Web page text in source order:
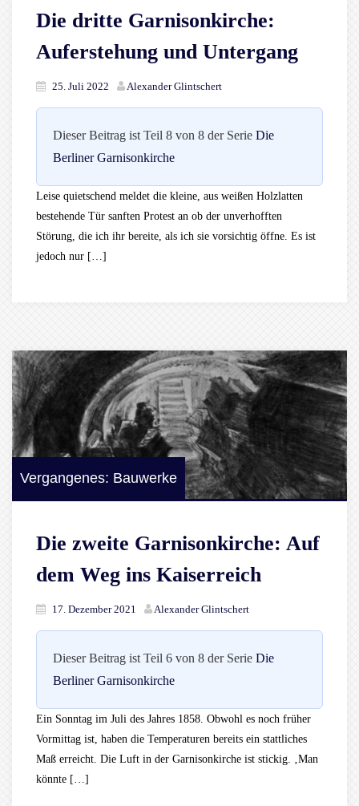
Die dritte Garnisonkirche:
Auferstehung und Untergang
25. Juli 2022 Alexander Glintschert
Dieser Beitrag ist Teil 8 von 8 der Serie Die
Berliner Garnisonkirche
Leise quietschend meldet die kleine, aus weißen Holzlatten
bestehende Tür sanften Protest an ob der unverhofften
Störung, die ich ihr bereite, als ich sie vorsichtig öffne. Es ist
jedoch nur […]
Vergangenes: Bauwerke
Die zweite Garnisonkirche: Auf
dem Weg ins Kaiserreich
17. Dezember 2021 Alexander Glintschert
Dieser Beitrag ist Teil 6 von 8 der Serie Die
Berliner Garnisonkirche
Ein Sonntag im Juli des Jahres 1858. Obwohl es noch früher
Vormittag ist, haben die Temperaturen bereits ein stattliches
Maß erreicht. Die Luft in der Garnisonkirche ist stickig. ‚Man
könnte […]